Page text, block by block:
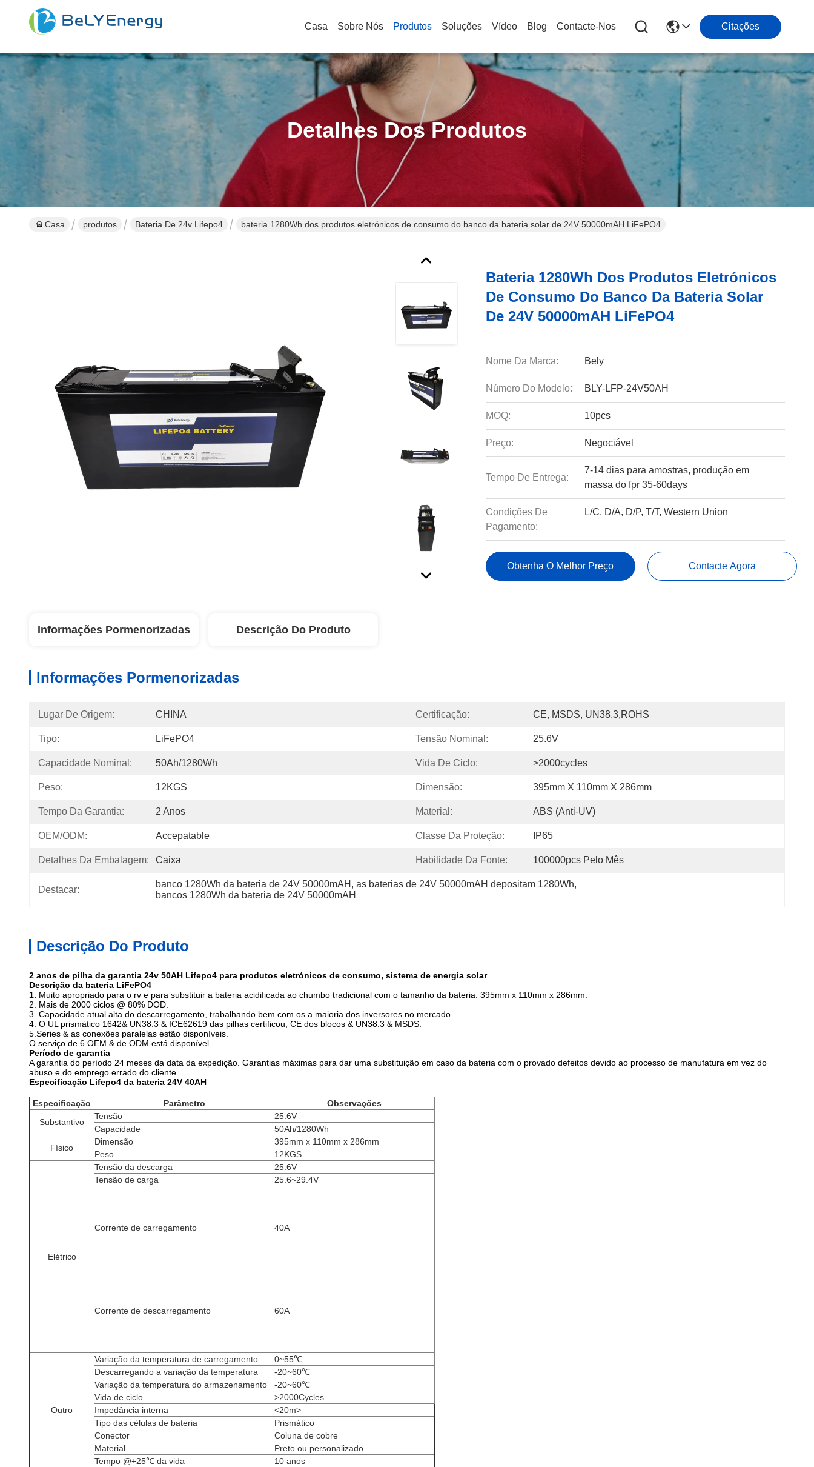
Casa Sobre Nós Produtos Soluções Vídeo Blog Contacte-Nos Citações
Detalhes Dos Produtos
Casa produtos Bateria De 24v Lifepo4 bateria 1280Wh dos produtos eletrónicos de consumo do banco da bateria solar de 24V 50000mAH LiFePO4
Bateria 1280Wh Dos Produtos Eletrónicos
De Consumo Do Banco Da Bateria Solar
De 24V 50000mAH LiFePO4
Nome Da Marca: Bely
Número Do Modelo: BLY-LFP-24V50AH
MOQ: 10pcs
Preço: Negociável
Tempo De Entrega:
7-14 dias para amostras, produção em
massa do fpr 35-60days
Condições De
Pagamento:
L/C, D/A, D/P, T/T, Western Union
Obtenha O Melhor Preço Contacte Agora
Informações Pormenorizadas Descrição Do Produto
Informações Pormenorizadas
Lugar De Origem: CHINA Certificação: CE, MSDS, UN38.3,ROHS
Tipo: LiFePO4 Tensão Nominal: 25.6V
Capacidade Nominal: 50Ah/1280Wh Vida De Ciclo: >2000cycles
Peso: 12KGS Dimensão: 395mm X 110mm X 286mm
Tempo Da Garantia: 2 Anos Material: ABS (anti-UV)
OEM/ODM: Accepatable Classe Da Proteção: IP65
Detalhes Da Embalagem: Caixa Habilidade Da Fonte: 100000pcs Pelo Mês
Destacar:
banco 1280Wh da bateria de 24V 50000mAH , as baterias de 24V 50000mAH depositam 1280Wh,
bancos 1280Wh da bateria de 24V 50000mAH
Descrição Do Produto
2 anos de pilha da garantia 24v 50AH Lifepo4 para produtos eletrónicos de consumo, sistema de energia solar
Descrição da bateria LiFePO4
1. Muito apropriado para o rv e para substituir a bateria acidificada ao chumbo tradicional com o tamanho da bateria: 395mm x 110mm x 286mm.
2. Mais de 2000 ciclos @ 80% DOD.
3. Capacidade atual alta do descarregamento, trabalhando bem com os a maioria dos inversores no mercado.
4. O UL prismático 1642& UN38.3 & ICE62619 das pilhas certificou, CE dos blocos & UN38.3 & MSDS.
5.Series & as conexões paralelas estão disponíveis.
O serviço de 6.OEM & de ODM está disponível.
Período de garantia
A garantia do período 24 meses da data da expedição. Garantias máximas para dar uma substituição em caso da bateria com o provado defeitos devido ao processo de manufatura em vez do
abuso e do emprego errado do cliente.
Especificação Lifepo4 da bateria 24V 40AH
Especificação Parâmetro
Observações
Substantivo
Tensão
25.6V
Capacidade
50Ah/1280Wh
Físico
Dimensão
395mm x 110mm x 286mm
Peso
12KGS
Elétrico
Tensão da descarga
25.6V
Tensão de carga
25.6~29.4V
Corrente de carregamento 40A
Corrente de descarregamento 60A
Outro
Variação da temperatura de carregamento
0~55℃
Descarregando a variação da temperatura
-20~60℃
Variação da temperatura do armazenamento
-20~60℃
Vida de ciclo
>2000Cycles
Impedância interna
<20m>
Tipo das células de bateria
Prismático
Conector
Coluna de cobre
Material
Preto ou personalizado
Tempo @+25℃ da vida
10 anos